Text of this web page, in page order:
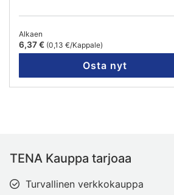
Alkaen
6,37 € (0,13 €/Kappale)
Osta nyt
TENA Kauppa tarjoaa
Turvallinen verkkokauppa